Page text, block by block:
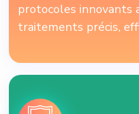
protocoles innovants
traitements précis,